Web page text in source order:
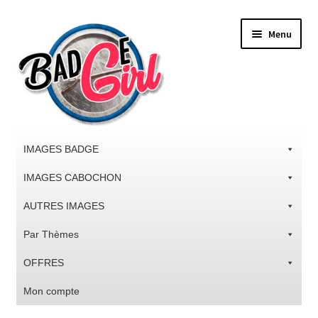
la
navigation
contenu
Menu
IMAGES BADGE
IMAGES CABOCHON
AUTRES IMAGES
Par Thèmes
OFFRES
Mon compte